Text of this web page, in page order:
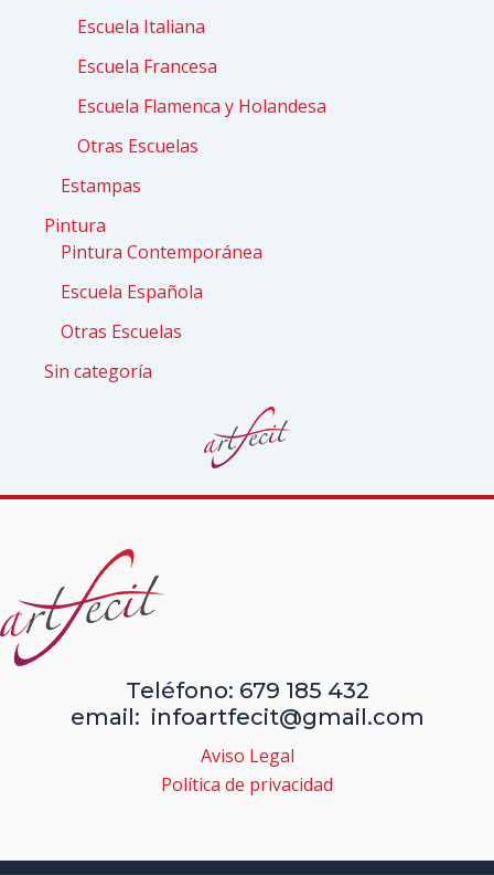
Escuela Italiana
Escuela Francesa
Escuela Flamenca y Holandesa
Otras Escuelas
Estampas
Pintura
Pintura Contemporánea
Escuela Española
Otras Escuelas
Sin categoría
Teléfono: 679 185 432
email: infoartfecit@gmail.com
Aviso Legal
Política de privacidad